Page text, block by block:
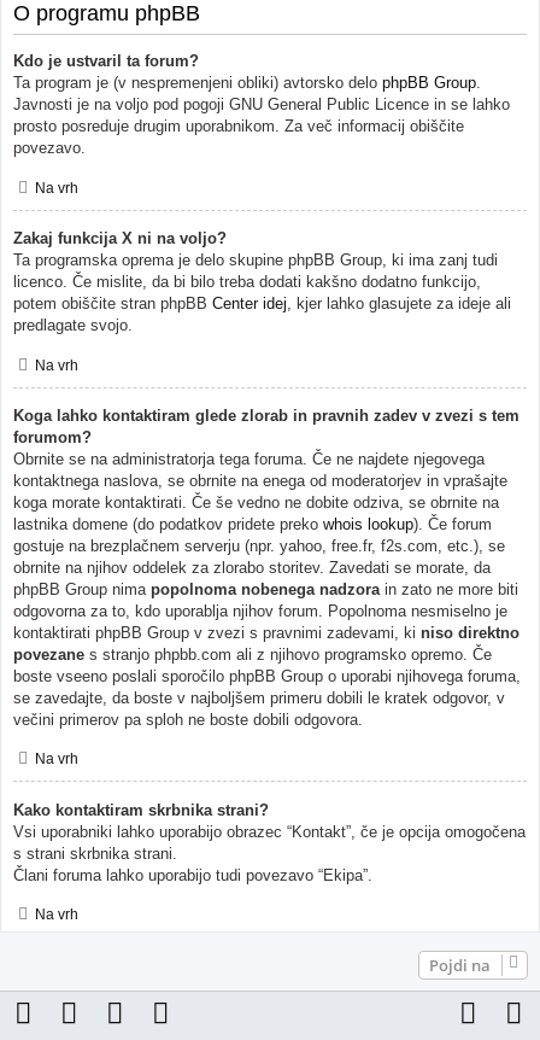
O programu phpBB
Kdo je ustvaril ta forum?
Ta program je (v nespremenjeni obliki) avtorsko delo phpBB Group.
Javnosti je na voljo pod pogoji GNU General Public Licence in se lahko
prosto posreduje drugim uporabnikom. Za več informacij obiščite
povezavo.
Na vrh
Zakaj funkcija X ni na voljo?
Ta programska oprema je delo skupine phpBB Group, ki ima zanj tudi
licenco. Če mislite, da bi bilo treba dodati kakšno dodatno funkcijo,
potem obiščite stran phpBB Center idej, kjer lahko glasujete za ideje ali
predlagate svojo.
Na vrh
Koga lahko kontaktiram glede zlorab in pravnih zadev v zvezi s tem
forumom?
Obrnite se na administratorja tega foruma. Če ne najdete njegovega
kontaktnega naslova, se obrnite na enega od moderatorjev in vprašajte
koga morate kontaktirati. Če še vedno ne dobite odziva, se obrnite na
lastnika domene (do podatkov pridete preko whois lookup). Če forum
gostuje na brezplačnem serverju (npr. yahoo, free.fr, f2s.com, etc.), se
obrnite na njihov oddelek za zlorabo storitev. Zavedati se morate, da
phpBB Group nima popolnoma nobenega nadzora in zato ne more biti
odgovorna za to, kdo uporablja njihov forum. Popolnoma nesmiselno je
kontaktirati phpBB Group v zvezi s pravnimi zadevami, ki niso direktno
povezane s stranjo phpbb.com ali z njihovo programsko opremo. Če
boste vseeno poslali sporočilo phpBB Group o uporabi njihovega foruma,
se zavedajte, da boste v najboljšem primeru dobili le kratek odgovor, v
večini primerov pa sploh ne boste dobili odgovora.
Na vrh
Kako kontaktiram skrbnika strani?
Vsi uporabniki lahko uporabijo obrazec “Kontakt”, če je opcija omogočena
s strani skrbnika strani.
Člani foruma lahko uporabijo tudi povezavo “Ekipa”.
Na vrh
Pojdi na